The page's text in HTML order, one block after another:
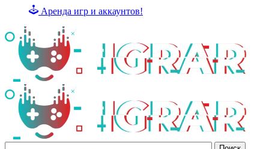
Аренда игр и аккаунтов!